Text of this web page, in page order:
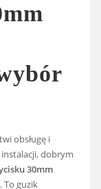
obsługę i
dobrym
30mm
. To guzik